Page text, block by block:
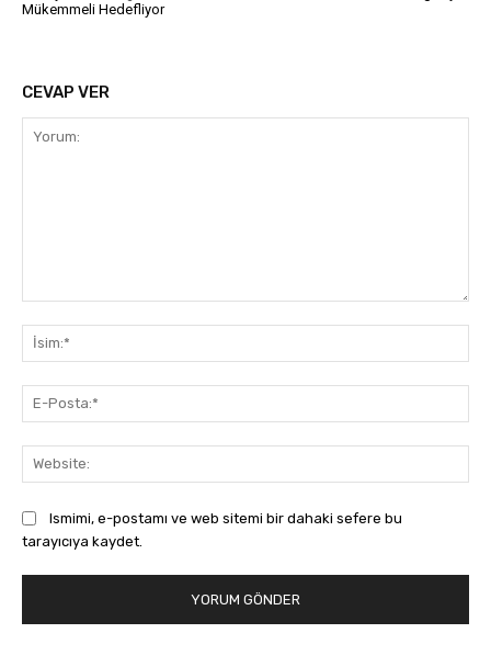
Mükemmeli Hedefliyor
CEVAP VER
Ismimi, e-postamı ve web sitemi bir dahaki sefere bu
tarayıcıya kaydet.